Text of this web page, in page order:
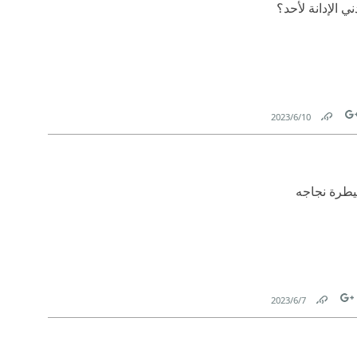
الإدانة لأحد؟
Link
10‏/6‏/2023
نجاجه
Link
7‏/6‏/2023